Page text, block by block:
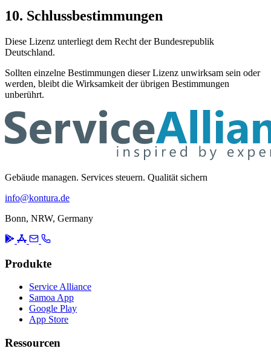
10. Schlussbestimmungen
Diese Lizenz unterliegt dem Recht der Bundesrepublik
Deutschland.
Sollten einzelne Bestimmungen dieser Lizenz unwirksam sein oder
werden, bleibt die Wirksamkeit der übrigen Bestimmungen
unberührt.
Gebäude managen. Services steuern. Qualität sichern
info@kontura.de
Bonn, NRW, Germany
Produkte
Service Alliance
Samoa App
Google Play
App Store
Ressourcen